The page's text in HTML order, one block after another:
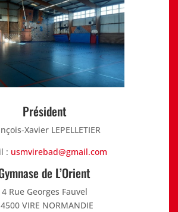
Président
Xavier LEPELLETIER
: usmvirebad@gmail.com
de L’Orient
4 Rue Georges Fauvel
VIRE NORMANDIE